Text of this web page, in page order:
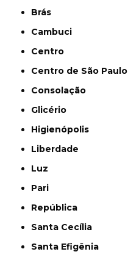
Brás
Cambuci
Centro
Centro de São Paulo
Consolação
Glicério
Higienópolis
Liberdade
Luz
Pari
República
Santa Cecília
Santa Efigênia